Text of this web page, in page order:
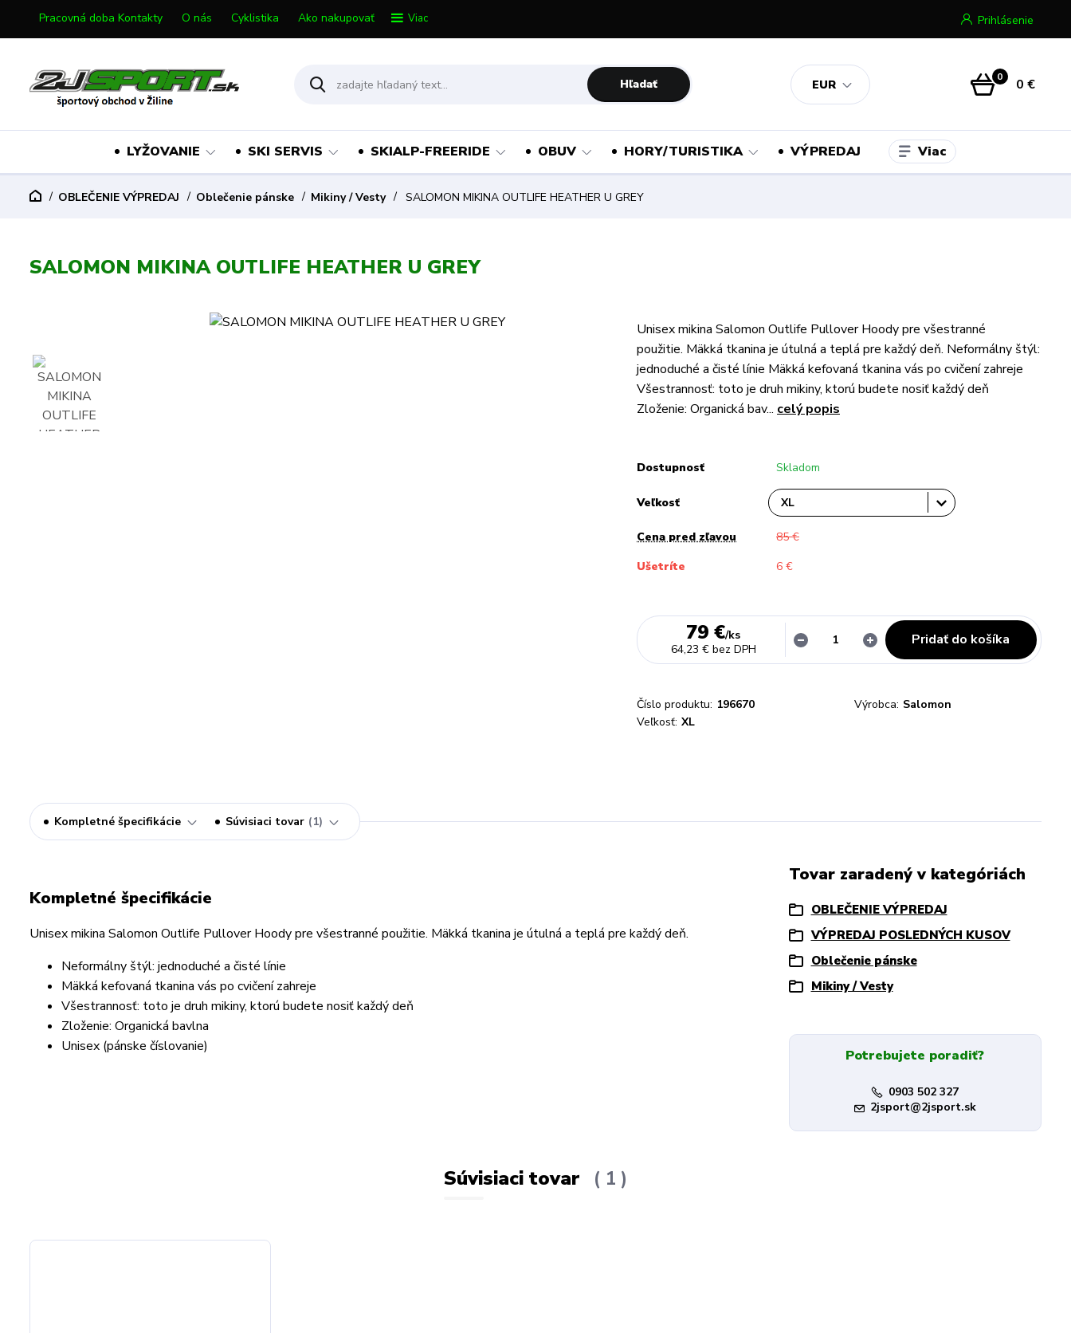
Pracovná doba Kontakty O nás Cyklistika Ako nakupovať Viac
EUR
Prihlásenie
Hľadať 0 0 €
LYŽOVANIE SKI SERVIS SKIALP-FREERIDE OBUV HORY/TURISTIKA VÝPREDAJ Viac
OBLEČENIE VÝPREDAJ Oblečenie pánske Mikiny / Vesty SALOMON MIKINA OUTLIFE HEATHER U GREY
SALOMON MIKINA OUTLIFE HEATHER U GREY
Unisex mikina Salomon Outlife Pullover Hoody pre všestranné
použitie. Mäkká tkanina je útulná a teplá pre každý deň. Neformálny štýl:
jednoduché a čisté línie Mäkká kefovaná tkanina vás po cvičení zahreje
Všestrannosť: toto je druh mikiny, ktorú budete nosiť každý deň
Zloženie: Organická bav... celý popis
Dostupnosť Skladom
Veľkosť
Cena pred zľavou
85 €
Ušetríte
6 €
79 €/ks
64,23 € bez DPH
Pridať do košíka
Číslo produktu: 196670 Výrobca: Salomon
Veľkosť: XL
Kompletné špecifikácie Súvisiaci tovar 1
Kompletné špecifikácie
Unisex mikina Salomon Outlife Pullover Hoodypre všestranné použitie. Mäkká tkanina je útulná a teplá pre každý deň.
Neformálny štýl: jednoduché a čisté línie
Mäkká kefovaná tkanina vás po cvičení zahreje
Všestrannosť: toto je druh mikiny, ktorú budete nosiť každý deň
Zloženie: Organická bavlna
Unisex (pánske číslovanie)
Tovar zaradený v kategóriách
OBLEČENIE VÝPREDAJ
VÝPREDAJ POSLEDNÝCH KUSOV
Oblečenie pánske
Mikiny / Vesty
Potrebujete poradiť?
0903 502 327
2jsport@2jsport.sk
Súvisiaci tovar 1